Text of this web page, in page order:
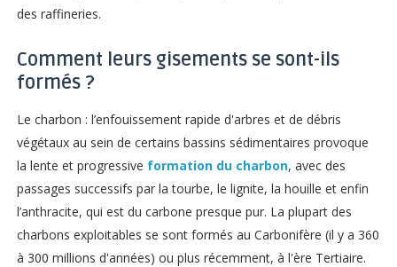
des raffineries.
Comment leurs gisements se sont-ils
formés ?
Le charbon : l’enfouissement rapide d'arbres et de débris
végétaux au sein de certains bassins sédimentaires provoque
la lente et progressive formation du charbon, avec des
passages successifs par la tourbe, le lignite, la houille et enfin
l’anthracite, qui est du carbone presque pur. La plupart des
charbons exploitables se sont formés au Carbonifère (il y a 360
à 300 millions d'années) ou plus récemment, à l'ère Tertiaire.